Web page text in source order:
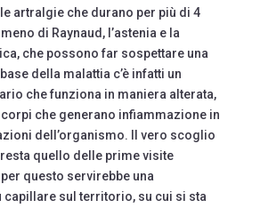
artralgie che durano per più di 4
di Raynaud, l’astenia e la
che possono far sospettare una
della malattia c’è infatti un
che funziona in maniera alterata,
che generano infiammazione in
dell’organismo. Il vero scoglio
quello delle prime visite
questo servirebbe una
capillare sul territorio, su cui si sta